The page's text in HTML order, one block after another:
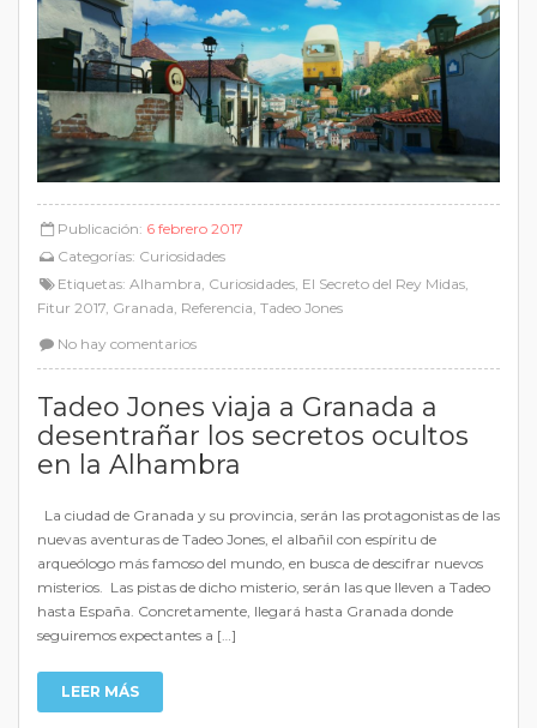
Publicación: 6 febrero 2017
Categorías: Curiosidades
Etiquetas: Alhambra, Curiosidades, El Secreto del Rey Midas,
Fitur 2017, Granada, Referencia, Tadeo Jones
No hay comentarios
Tadeo Jones viaja a Granada a
desentrañar los secretos ocultos
en la Alhambra
La ciudad de Granada y su provincia, serán las protagonistas de las
nuevas aventuras de Tadeo Jones, el albañil con espíritu de
arqueólogo más famoso del mundo, en busca de descifrar nuevos
misterios. Las pistas de dicho misterio, serán las que lleven a Tadeo
hasta España. Concretamente, llegará hasta Granada donde
seguiremos expectantes a […]
LEER MÁS